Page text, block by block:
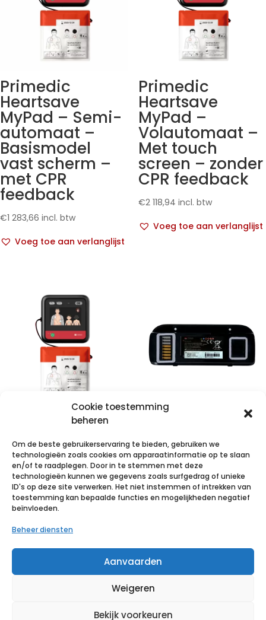
Cookie toestemming
beheren
Om de beste gebruikerservaring te bieden, gebruiken we
technologieën zoals cookies om apparaatinformatie op te slaan
en/of te raadplegen. Door in te stemmen met deze
technologieën kunnen we gegevens zoals surfgedrag of unieke
ID's op deze site verwerken. Het niet instemmen of intrekken van
toestemming kan bepaalde functies en mogelijkheden negatief
beïnvloeden.
Beheer diensten
Aanvaarden
Weigeren
Bekijk voorkeuren
Primedic
Heartsave
MyPad – Semi-
automaat –
Basismodel
vast scherm –
met CPR
feedback
€1 283,66 incl. btw
Voeg toe aan verlanglijst
Primedic
Heartsave
MyPad –
Volautomaat –
Met touch
screen – zonder
CPR feedback
€2 118,94 incl. btw
Voeg toe aan verlanglijst
Heartsave
MyPad –
Volautomaat –
Met touch
screen – met
CPR feedback
Voeg toe aan verlanglijst
Primedic
HeartSave
Mypad
€ 264,99 incl. btw